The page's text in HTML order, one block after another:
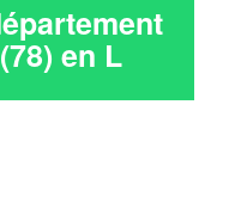
en L